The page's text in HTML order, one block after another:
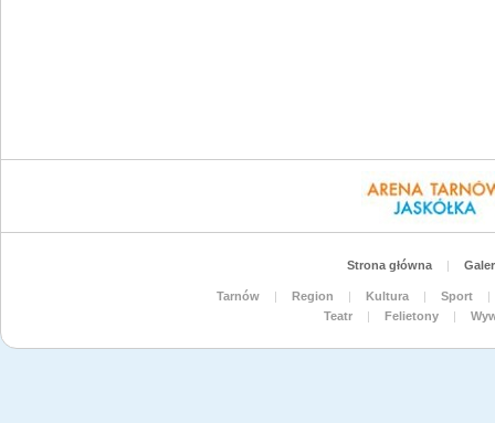
Strona główna |
Tarnów | Region | Kultura | Sport
|
Teatr
| Felietony |